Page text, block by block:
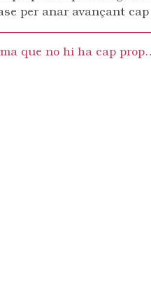
per anar avançant
L’Entesa afirma que no hi ha cap